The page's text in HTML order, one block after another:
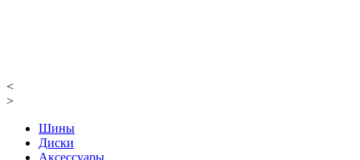
<
>
Шины
Диски